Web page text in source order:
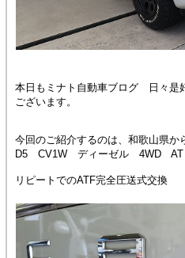
本日もミナト自動車ブログ 日々是
ございます。
今回のご紹介するのは、和歌山県
D5 CV1W ディーゼル 4WD
リピートでのATF完全圧送式交換